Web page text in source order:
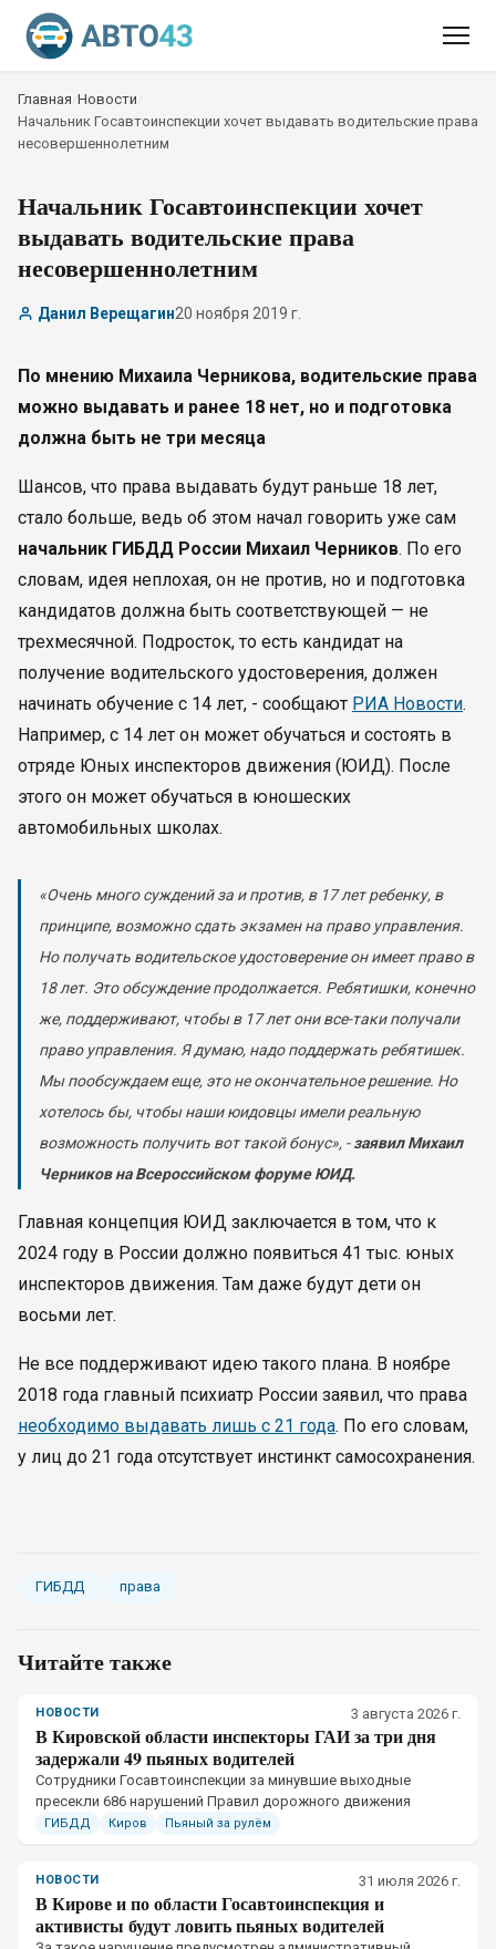
Главная Новости
Начальник Госавтоинспекции хочет выдавать водительские права
несовершеннолетним
Начальник Госавтоинспекции хочет
выдавать водительские права
несовершеннолетним
Данил Верещагин20 ноября 2019 г.
По мнению Михаила Черникова, водительские права
можно выдавать и ранее 18 нет, но и подготовка
должна быть не три месяца
Шансов, что права выдавать будут раньше 18 лет,
стало больше, ведь об этом начал говорить уже сам
начальник ГИБДД России Михаил Черников. По его
словам, идея неплохая, он не против, но и подготовка
кандидатов должна быть соответствующей — не
трехмесячной. Подросток, то есть кандидат на
получение водительского удостоверения, должен
начинать обучение с 14 лет, - сообщают РИА Новости.
Например, с 14 лет он может обучаться и состоять в
отряде Юных инспекторов движения (ЮИД). После
этого он может обучаться в юношеских
автомобильных школах.
«Очень много суждений за и против, в 17 лет ребенку, в
принципе, возможно сдать экзамен на право управления.
Но получать водительское удостоверение он имеет право в
18 лет. Это обсуждение продолжается. Ребятишки, конечно
же, поддерживают, чтобы в 17 лет они все-таки получали
право управления. Я думаю, надо поддержать ребятишек.
Мы пообсуждаем еще, это не окончательное решение. Но
хотелось бы, чтобы наши юидовцы имели реальную
возможность получить вот такой бонус», -заявил Михаил
Черников на Всероссийском форуме ЮИД.
Главная концепция ЮИД заключается в том, что к
2024 году в России должно появиться 41 тыс. юных
инспекторов движения. Там даже будут дети он
восьми лет.
Не все поддерживают идею такого плана. В ноябре
2018 года главный психиатр России заявил, что права
необходимо выдавать лишь с 21 года. По его словам,
у лиц до 21 года отсутствует инстинкт самосохранения.
ГИБДД права
Читайте также
НОВОСТИ 3 августа 2026 г.
В Кировской области инспекторы ГАИ за три дня
задержали 49 пьяных водителей
Сотрудники Госавтоинспекции за минувшие выходные
пресекли 686 нарушений Правил дорожного движения
ГИБДД Киров Пьяный за рулём
НОВОСТИ 31 июля 2026 г.
В Кирове и по области Госавтоинспекция и
активисты будут ловить пьяных водителей